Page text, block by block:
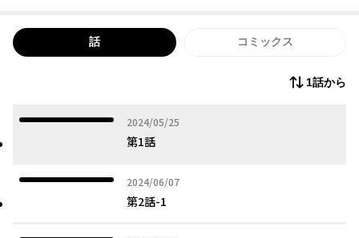
話 コミックス
1話から
2024/05/25
2024年05月25日
第1話
2024/06/07
2024年06月07日
第2話-1